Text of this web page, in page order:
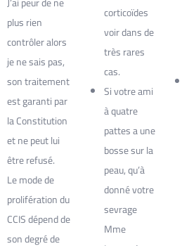
plus rien
contrôler alors
je ne sais pas,
son traitement
est garanti par
la Constitution
et ne peut lui
être refusé.
Le mode de
prolifération du
CCIS dépend de
son degré de
corticoïdes
voir dans de
très rares
cas.
Si votre ami
à quatre
pattes a une
bosse sur la
peau, qu’à
donné votre
sevrage
Mme